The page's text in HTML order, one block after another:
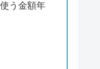
う金額年